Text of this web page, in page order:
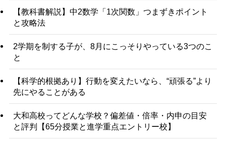
【教科書解説】中2数学「1次関数」つまずきポイント
と攻略法
2学期を制する子が、8月にこっそりやっている3つのこ
と
【科学的根拠あり】行動を変えたいなら、“頑張る”より
先にやることがある
大和高校ってどんな学校？偏差値・倍率・内申の目安
と評判【65分授業と進学重点エントリー校】